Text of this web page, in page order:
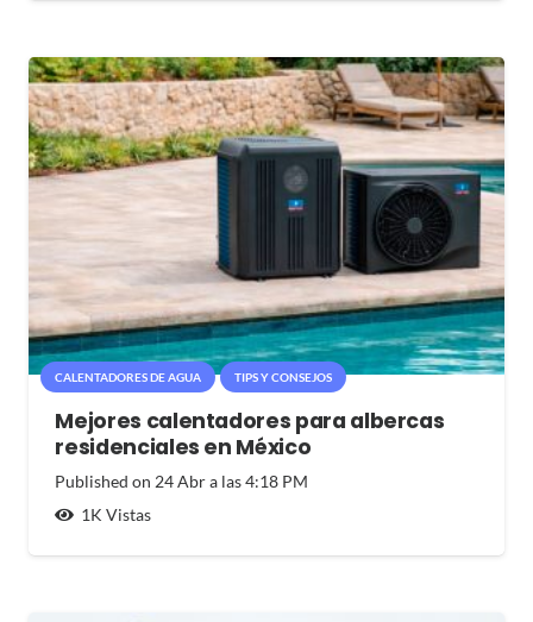
CALENTADORES DE AGUA TIPS Y CONSEJOS
Mejores calentadores para albercas
residenciales en México
Published on24 Abr a las 4:18 PM
1K Vistas